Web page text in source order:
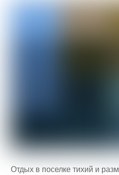
Отдых в поселке тихий и